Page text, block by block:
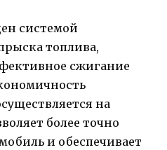
системой
топлива,
сжигание
на
более точно
и обеспечивает